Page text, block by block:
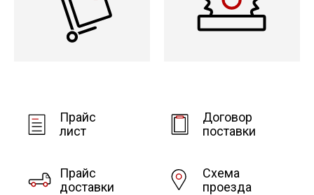
Прайс
лист
Договор
поставки
Прайс
доставки
Схема
проезда